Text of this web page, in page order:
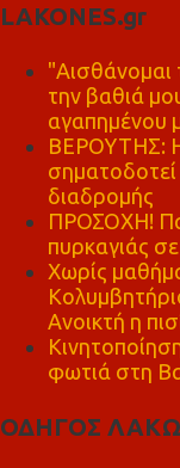
LAKONES.gr
"Αισθάνομαι
την βαθιά
αγαπημένου
ΒΕΡΟΥΤΗΣ: Η
σηματοδοτεί
διαδρομής
ΠΡΟΣΟΧΗ!
πυρκαγιάς
Χωρίς
Ανοικτή η
φωτιά στη
ΟΔΗΓΟΣ